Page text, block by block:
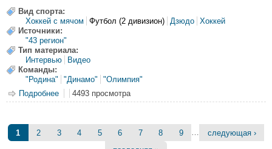
Вид спорта:
Хоккей с мячом
Футбол (2 дивизион) Дзюдо
Хоккей
Источники:
"43 регион"
Тип материала:
Интервью
Видео
Команды:
"Родина"
"Динамо"
"Олимпия"
Подробнее о "Спорт за неделю" (от 01.11.2009г.)
4493 просмотра
Страницы
1 2 3 4 5 6 7 8 9
следующая ›